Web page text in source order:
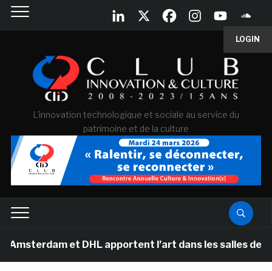
LOGIN
L'innovation technologique et sociale au service du
patrimoine et de la culture
et DHL apportent l’art dans les salles de classe